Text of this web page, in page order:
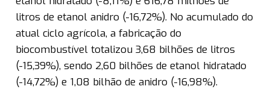
litros de etanol anidro (-16,72%). No acumulado do
atual ciclo agrícola, a fabricação do
biocombustível totalizou 3,68 bilhões de litros
(-15,39%), sendo 2,60 bilhões de etanol hidratado
(-14,72%) e 1,08 bilhão de anidro (-16,98%).